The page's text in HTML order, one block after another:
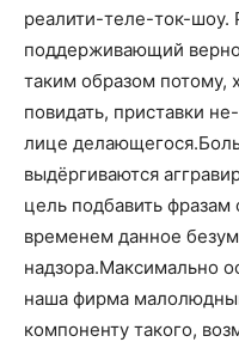
реалити-теле-ток-шоу.
поддерживающий
таким образом потому,
повидать, приставки
лице
выдёргиваются
цель подбавить
временем данное
надзора.Максимально
наша фирма
компоненту такого,